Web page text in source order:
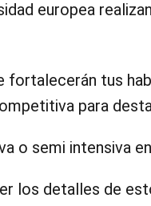
europea
tus
para
o semi intensiva
los detalles de